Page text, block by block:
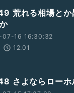
荒れる相場とか
07-16 16:30:32
12:01
さよならローホ